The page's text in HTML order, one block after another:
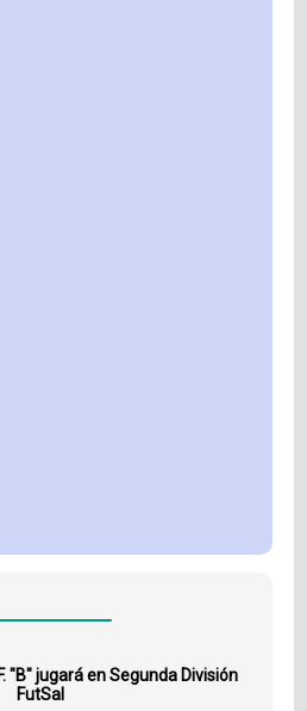
"B" jugará en Segunda División
FutSal